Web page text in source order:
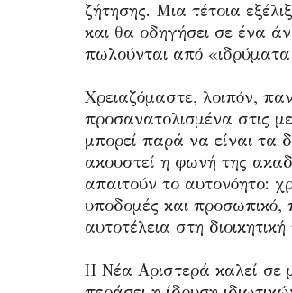
ζήτησης. Μια τέτοια
και θα οδηγήσει σε ένα
πωλούνται από
Χρειαζόμαστε, λοιπόν,
προσανατολισμένα στις
μπορεί παρά να είναι τα
ακουστεί η φωνή της
απαιτούν το αυτονόητο:
υποδομές και προσωπικό,
αυτοτέλεια στη
Η Νέα Αριστερά καλεί σε